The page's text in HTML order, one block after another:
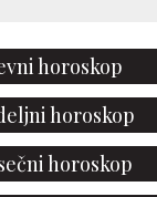
horoskop
horoskop
horoskop